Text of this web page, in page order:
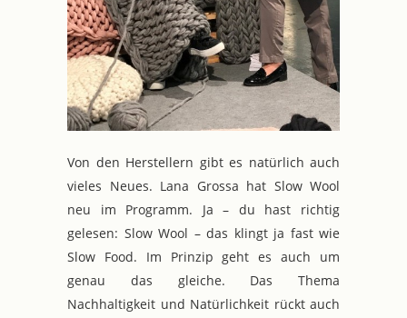
Von den Herstellern gibt es natürlich auch
vieles Neues. Lana Grossa hat Slow Wool
neu im Programm. Ja – du hast richtig
gelesen: Slow Wool – das klingt ja fast wie
Slow Food. Im Prinzip geht es auch um
genau das gleiche. Das Thema
Nachhaltigkeit und Natürlichkeit rückt auch